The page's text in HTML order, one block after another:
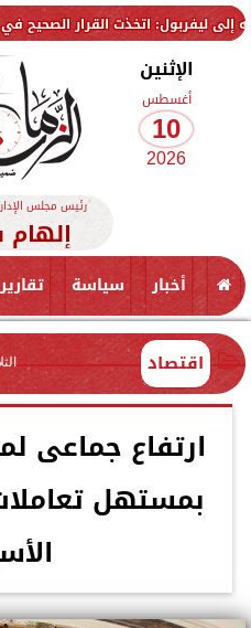
اتخذت القرار الصحيح في الوقت
الإثنين
أغسطس
10
2026
رئيس مجلس
أخبار سياسة تقارير
اقتصاد
ارتفاع جماعى
بمستهل